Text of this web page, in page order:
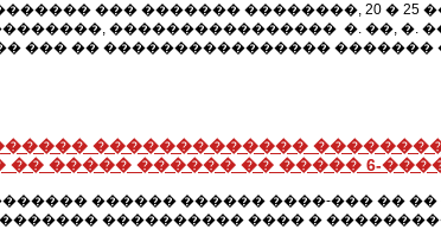
��� ������� ��������, 20 � 25
���������������� �. ��, �. ��
��� �� ���������������� �������
�������������
����� ������ �� ����� 6-
������ ������ ����-��� ��
���������� ���� �